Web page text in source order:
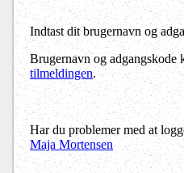
Indtast dit brugernavn og
Brugernavn og adgangskode
tilmeldingen.
Har du problemer med at
Maja Mortensen